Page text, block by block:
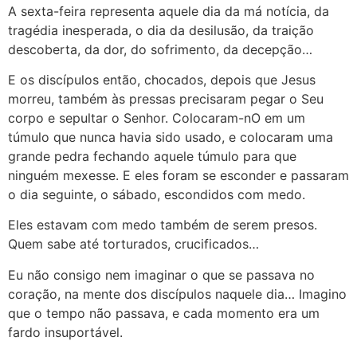
A sexta-feira representa aquele dia da má notícia, da
tragédia inesperada, o dia da desilusão, da traição
descoberta, da dor, do sofrimento, da decepção…
E os discípulos então, chocados, depois que Jesus
morreu, também às pressas precisaram pegar o Seu
corpo e sepultar o Senhor. Colocaram-nO em um
túmulo que nunca havia sido usado, e colocaram uma
grande pedra fechando aquele túmulo para que
ninguém mexesse. E eles foram se esconder e passaram
o dia seguinte, o sábado, escondidos com medo.
Eles estavam com medo também de serem presos.
Quem sabe até torturados, crucificados…
Eu não consigo nem imaginar o que se passava no
coração, na mente dos discípulos naquele dia… Imagino
que o tempo não passava, e cada momento era um
fardo insuportável.